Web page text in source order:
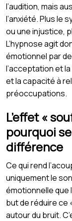
l’audition, mais
l’anxiété. Plus le
ou une injustice,
L’hypnose agit
émotionnel par
l’acceptation et
et la capacité à
préoccupations.
L’effet «
pourquoi
différence
Ce qui rend
uniquement le
émotionnelle que
but de réduire ce
autour du bruit.